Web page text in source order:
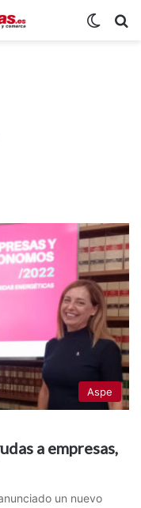
Aspe
a empresas,
un nuevo